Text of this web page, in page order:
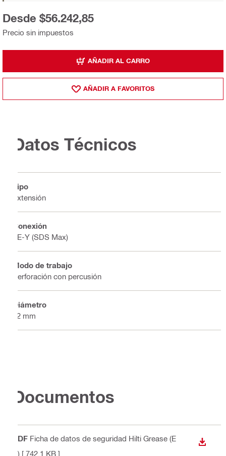
Precio sin impuestos
Desde $56.242,85
AÑADIR AL CARRO
AÑADIR A FAVORITOS
Datos Técnicos
Tipo
Extensión
Conexión
TE-Y (SDS Max)
Modo de trabajo
Perforación con percusión
Diámetro
32 mm
Documentos
PDF Ficha de datos de seguridad Hilti Grease (E
S) [ 742.1 KB ]